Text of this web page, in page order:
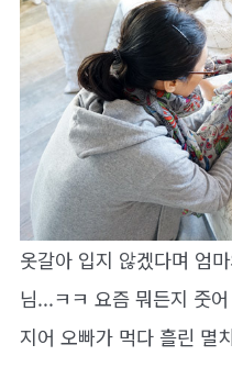
옷갈아 입지 않겠다며 엄
님...ㅋㅋ 요즘 뭐든지 줏
지어 오빠가 먹다 흘린 멸